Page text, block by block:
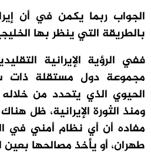
الجواب ربما يكمن في أن
بالطريقة التي ينظر بها
ففي الرؤية الإيرانية
مجموعة دول مستقلة ذات
الحيوي الذي يتحدد من خلاله
ومنذ الثورة الإيرانية، ظل
مفاده أن أي نظام أمني في
طهران، أو يأخذ مصالحها بعين